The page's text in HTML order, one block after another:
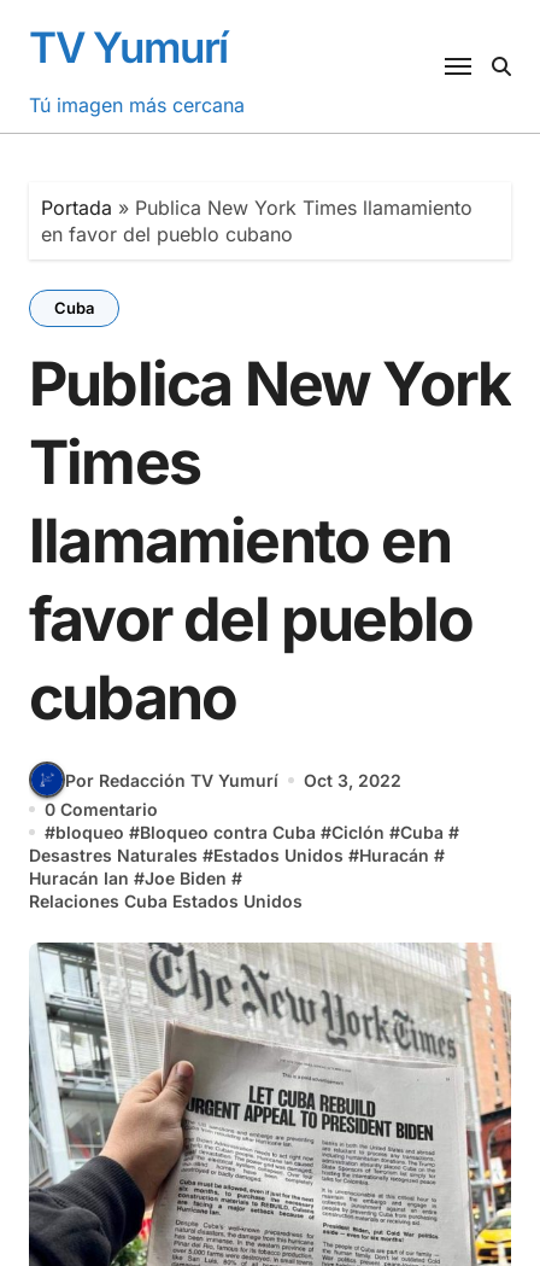
contenido
TV Yumurí
Tú imagen más cercana
Portada » Publica New York Times llamamiento
en favor del pueblo cubano
Cuba
Publica New York
Times
llamamiento en
favor del pueblo
cubano
Por Redacción TV Yumurí
Oct 3, 2022
0 Comentario
#bloqueo #Bloqueo contra Cuba #Ciclón #Cuba #
Desastres Naturales #Estados Unidos #Huracán #
Huracán Ian #Joe Biden #
Relaciones Cuba Estados Unidos